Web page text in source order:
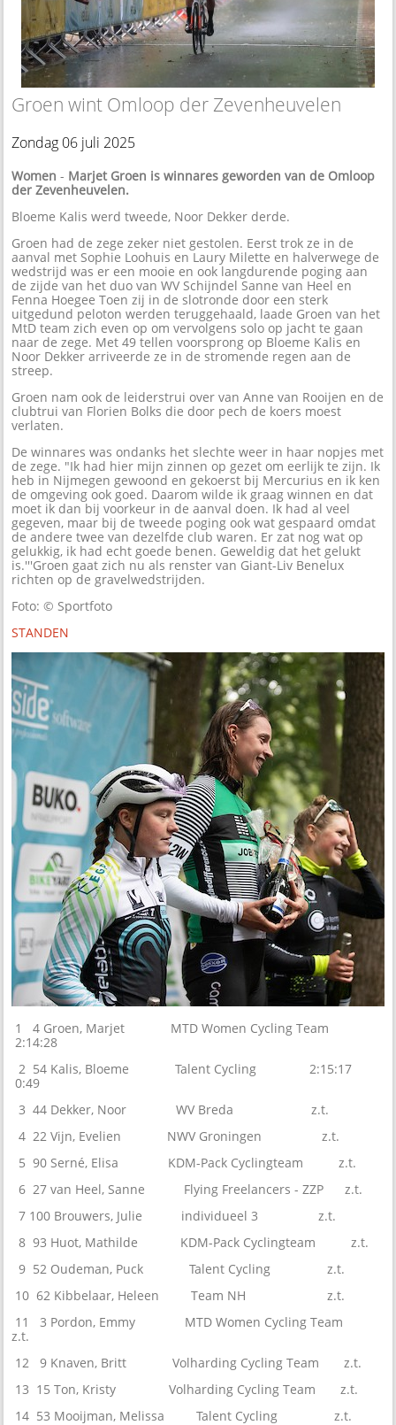
Groen wint Omloop der Zevenheuvelen
Zondag 06 juli 2025
Women - Marjet Groen is winnares geworden van de Omloop
der Zevenheuvelen.
Bloeme Kalis werd tweede, Noor Dekker derde.
Groen had de zege zeker niet gestolen. Eerst trok ze in de
aanval met Sophie Loohuis en Laury Milette en halverwege de
wedstrijd was er een mooie en ook langdurende poging aan
de zijde van het duo van WV Schijndel Sanne van Heel en
Fenna Hoegee Toen zij in de slotronde door een sterk
uitgedund peloton werden teruggehaald, laade Groen van het
MtD team zich even op om vervolgens solo op jacht te gaan
naar de zege. Met 49 tellen voorsprong op Bloeme Kalis en
Noor Dekker arriveerde ze in de stromende regen aan de
streep.
Groen nam ook de leiderstrui over van Anne van Rooijen en de
clubtrui van Florien Bolks die door pech de koers moest
verlaten.
De winnares was ondanks het slechte weer in haar nopjes met
de zege. "Ik had hier mijn zinnen op gezet om eerlijk te zijn. Ik
heb in Nijmegen gewoond en gekoerst bij Mercurius en ik ken
de omgeving ook goed. Daarom wilde ik graag winnen en dat
moet ik dan bij voorkeur in de aanval doen. Ik had al veel
gegeven, maar bij de tweede poging ook wat gespaard omdat
de andere twee van dezelfde club waren. Er zat nog wat op
gelukkig, ik had echt goede benen. Geweldig dat het gelukt
is.'''Groen gaat zich nu als renster van Giant-Liv Benelux
richten op de gravelwedstrijden.
Foto: © Sportfoto
STANDEN
1 4 Groen, Marjet MTD Women Cycling Team
2:14:28
2 54 Kalis, Bloeme Talent Cycling 2:15:17
0:49
3 44 Dekker, Noor WV Breda z.t.
4 22 Vijn, Evelien NWV Groningen z.t.
5 90 Serné, Elisa KDM-Pack Cyclingteam z.t.
6 27 van Heel, Sanne Flying Freelancers - ZZP z.t.
7 100 Brouwers, Julie individueel 3 z.t.
8 93 Huot, Mathilde KDM-Pack Cyclingteam z.t.
9 52 Oudeman, Puck Talent Cycling z.t.
10 62 Kibbelaar, Heleen Team NH z.t.
11 3 Pordon, Emmy MTD Women Cycling Team
z.t.
12 9 Knaven, Britt Volharding Cycling Team z.t.
13 15 Ton, Kristy Volharding Cycling Team z.t.
14 53 Mooijman, Melissa Talent Cycling z.t.